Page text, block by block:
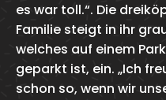
es war toll.“. Die
Familie steigt in ihr
welches auf einem
geparkt ist, ein. „Ich
schon so, wenn wir